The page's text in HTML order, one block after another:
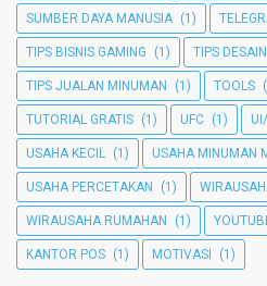
SUMBER DAYA MANUSIA (1)
TIPS BISNIS GAMING (1) TIPS DESAIN
TIPS JUALAN MINUMAN (1) TOOLS
TUTORIAL GRATIS (1) UFC (1)
USAHA KECIL (1) USAHA MINUMAN
USAHA PERCETAKAN (1)
WIRAUSAHA RUMAHAN (1)
KANTOR POS (1) MOTIVASI (1)